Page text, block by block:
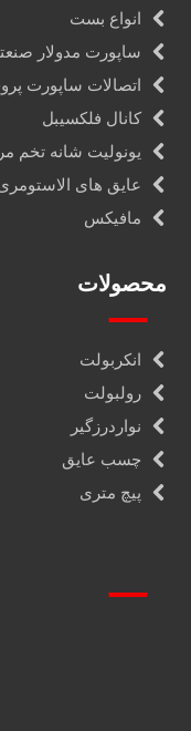
انواع بست
ساپورت مدولار
اتصالات ساپورت
کانال فلکسیبل
یونولیت شانه تخم
عایق های
مافیکس
محصولات
انکربولت
رولبولت
نواردرزگیر
چسب عایق
پیچ متری